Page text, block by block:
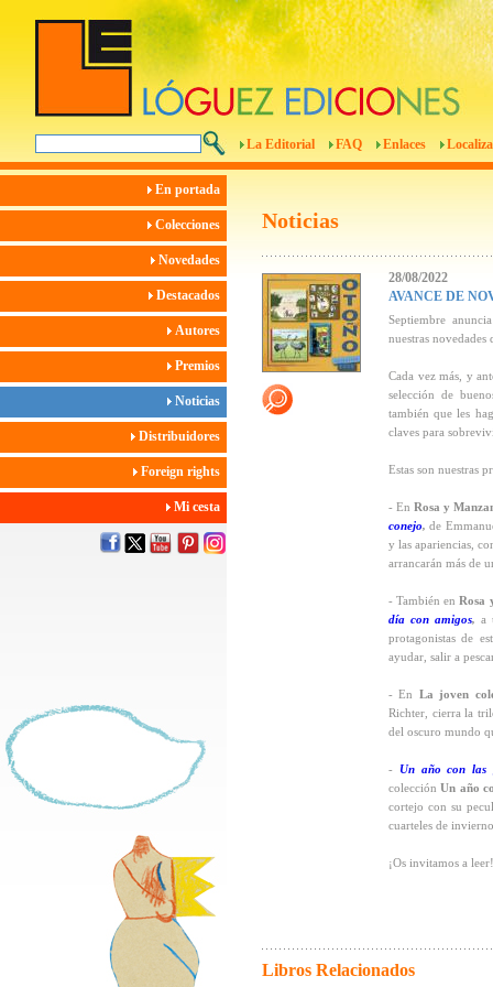
La Editorial FAQ Enlaces
En portada
Colecciones
Novedades
Destacados
Autores
Premios
Noticias
Distribuidores
Foreign rights
Mi cesta
Noticias
28/08/2022
AVANCE DE
Septiembre
nuestras
Cada vez más, y
selección de
también que les
claves para
Estas son nuestras
- En Rosa y
conejo, de
y las apariencias,
arrancarán más de
- También enRosa
día con amigos, a
protagonistas de
ayudar, salir a
- En La joven
Richter, cierra la
del oscuro mundo
- Un año con las
colecciónUn año
cortejo con su
cuarteles de
¡Os invitamos a leer!
Libros Relacionados